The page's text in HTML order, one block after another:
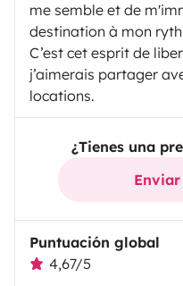
me semble et de
destination à mon
C’est cet esprit de
j’aimerais partager
locations.
¿Tienes una
Puntuación global
4,67/5